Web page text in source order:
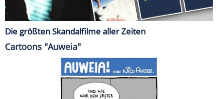
Die größten Skandalfilme aller Zeiten
Cartoons "Auweia"